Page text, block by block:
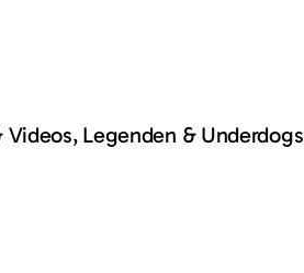
Videos, Legenden & Underdogs